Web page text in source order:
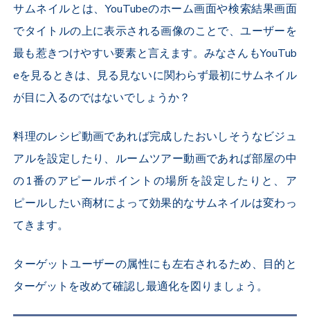
サムネイルとは、YouTubeのホーム画面や検索結果画面
でタイトルの上に表示される画像のことで、ユーザーを
最も惹きつけやすい要素と言えます。みなさんもYouTub
eを見るときは、見る見ないに関わらず最初にサムネイル
が目に入るのではないでしょうか？
料理のレシピ動画であれば完成したおいしそうなビジュ
アルを設定したり、ルームツアー動画であれば部屋の中
の1番のアピールポイントの場所を設定したりと、ア
ピールしたい商材によって効果的なサムネイルは変わっ
てきます。
ターゲットユーザーの属性にも左右されるため、目的と
ターゲットを改めて確認し最適化を図りましょう。